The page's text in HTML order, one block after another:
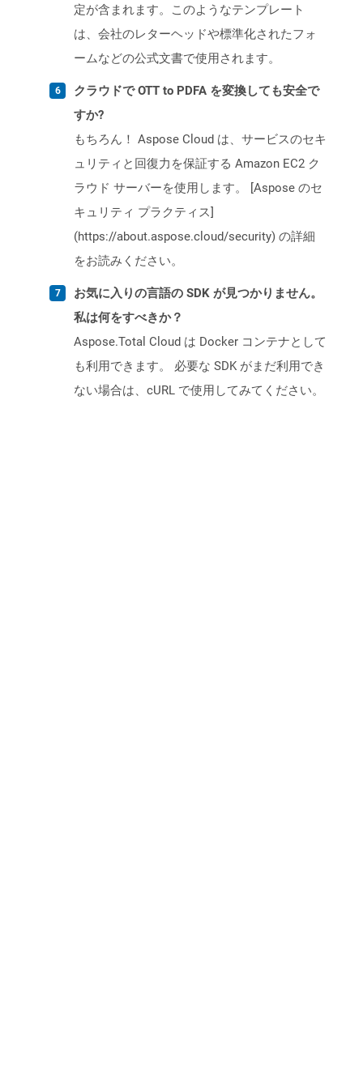
定が含まれます。このようなテンプレート
は、会社のレターヘッドや標準化されたフォ
ームなどの公式文書で使用されます。
クラウドで OTT to PDFA を変換しても安全で
すか?
もちろん！ Aspose Cloud は、サービスのセキ
ュリティと回復力を保証する Amazon EC2 ク
ラウド サーバーを使用します。 [Aspose のセ
キュリティ プラクティス]
(https://about.aspose.cloud/security) の詳細
をお読みください。
お気に入りの言語の SDK が見つかりません。
私は何をすべきか？
Aspose.Total Cloud は Docker コンテナとして
も利用できます。 必要な SDK がまだ利用でき
ない場合は、cURL で使用してみてください。